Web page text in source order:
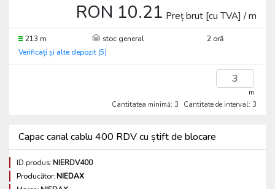
RON 10.21 Preț brut [cu TVA] / m
213 m stoc general
2 oră
Verificați și alte depozit (5)
m
Cantitatea minimă: 3
Cantitate de interval: 3
Capac canal cablu 400 RDV cu știft de blocare
ID produs:NIERDV400
Producător:NIEDAX